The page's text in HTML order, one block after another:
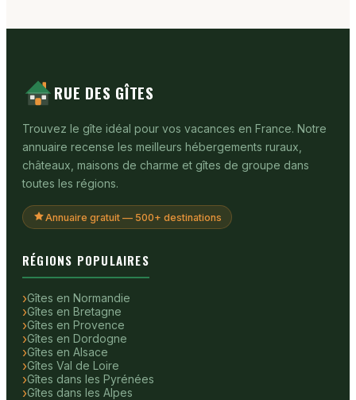
RUE DES GÎTES
Trouvez le gîte idéal pour vos vacances en France. Notre
annuaire recense les meilleurs hébergements ruraux,
châteaux, maisons de charme et gîtes de groupe dans
toutes les régions.
Annuaire gratuit — 500+ destinations
RÉGIONS POPULAIRES
Gîtes en Normandie
Gîtes en Bretagne
Gîtes en Provence
Gîtes en Dordogne
Gîtes en Alsace
Gîtes Val de Loire
Gîtes dans les Pyrénées
Gîtes dans les Alpes